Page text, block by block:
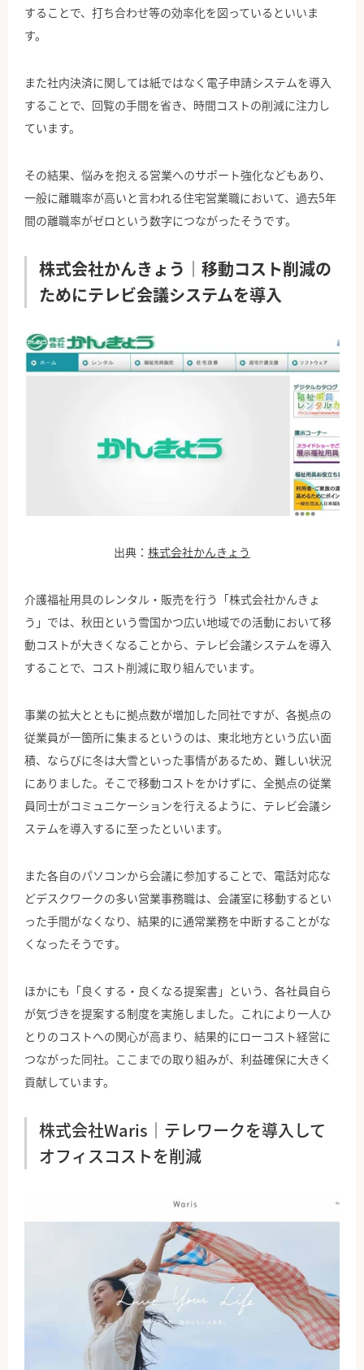
することで、打ち合わせ等の効率化を図っているといいま
す。
また社内決済に関しては紙ではなく電子申請システムを導入
することで、回覧の手間を省き、時間コストの削減に注力し
ています。
その結果、悩みを抱える営業へのサポート強化などもあり、
一般に離職率が高いと言われる住宅営業職において、過去5年
間の離職率がゼロという数字につながったそうです。
株式会社かんきょう｜移動コスト削減の
ためにテレビ会議システムを導入
出典： 株式会社かんきょう
介護福祉用具のレンタル・販売を行う「株式会社かんきょ
う」では、秋田という雪国かつ広い地域での活動において移
動コストが大きくなることから、テレビ会議システムを導入
することで、コスト削減に取り組んでいます。
事業の拡大とともに拠点数が増加した同社ですが、各拠点の
従業員が一箇所に集まるというのは、東北地方という広い面
積、ならびに冬は大雪といった事情があるため、難しい状況
にありました。そこで移動コストをかけずに、全拠点の従業
員同士がコミュニケーションを行えるように、テレビ会議シ
ステムを導入するに至ったといいます。
また各自のパソコンから会議に参加することで、電話対応な
どデスクワークの多い営業事務職は、会議室に移動するとい
った手間がなくなり、結果的に通常業務を中断することがな
くなったそうです。
ほかにも「良くする・良くなる提案書」という、各社員自ら
が気づきを提案する制度を実施しました。これにより一人ひ
とりのコストへの関心が高まり、結果的にローコスト経営に
つながった同社。ここまでの取り組みが、利益確保に大きく
貢献しています。
株式会社Waris｜テレワークを導入して
オフィスコストを削減